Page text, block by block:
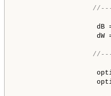
//---
dB =
dW =
//---